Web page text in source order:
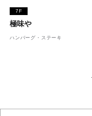
7F
極味や
ハンバーグ・ステーキ